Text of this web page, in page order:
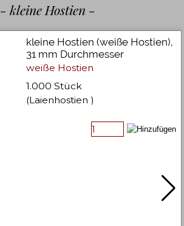
- kleine Hostien -
kleine Hostien (weiße Hostien),
31 mm Durchmesser
weiße Hostien
1.000 Stück
(Laienhostien )